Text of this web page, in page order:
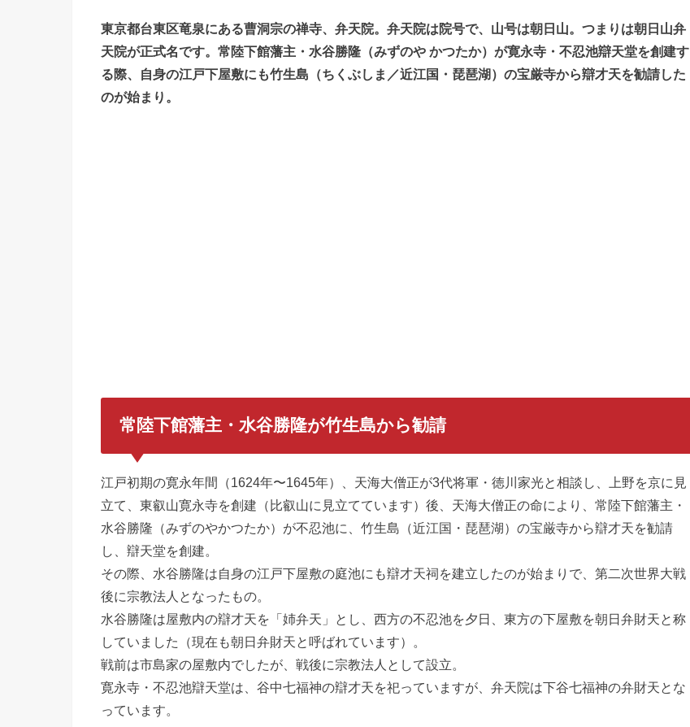
東京都台東区竜泉にある曹洞宗の禅寺、弁天院。弁天院は院号で、山号は朝日山。つまりは朝日山弁
天院が正式名です。常陸下館藩主・水谷勝隆（みずのや かつたか）が寛永寺・不忍池辯天堂を創建す
る際、自身の江戸下屋敷にも竹生島（ちくぶしま／近江国・琵琶湖）の宝厳寺から辯才天を勧請した
のが始まり。
常陸下館藩主・水谷勝隆が竹生島から勧請
江戸初期の寛永年間（1624年〜1645年）、天海大僧正が3代将軍・徳川家光と相談し、上野を京に見
立て、東叡山寛永寺を創建（比叡山に見立てています）後、天海大僧正の命により、常陸下館藩主・
水谷勝隆（みずのやかつたか）が不忍池に、竹生島（近江国・琵琶湖）の宝厳寺から辯才天を勧請
し、辯天堂を創建。
その際、水谷勝隆は自身の江戸下屋敷の庭池にも辯才天祠を建立したのが始まりで、第二次世界大戦
後に宗教法人となったもの。
水谷勝隆は屋敷内の辯才天を「姉弁天」とし、西方の不忍池を夕日、東方の下屋敷を朝日弁財天と称
していました（現在も朝日弁財天と呼ばれています）。
戦前は市島家の屋敷内でしたが、戦後に宗教法人として設立。
寛永寺・不忍池辯天堂は、谷中七福神の辯才天を祀っていますが、弁天院は下谷七福神の弁財天とな
っています。